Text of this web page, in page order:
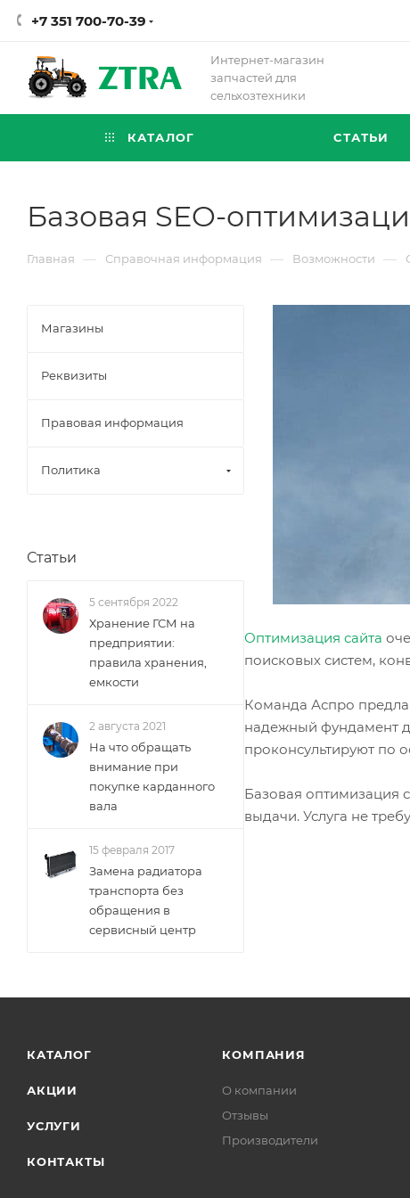
+7 351 700-70-39
Интернет-магазин
запчастей для
сельхозтехники
КАТАЛОГ СТАТЬИ
Базовая SEO-
Главная — Справочная информация — Возможности —
Оптимизация сайта
поисковых систем,
Команда Аспро
надежный фундамент
проконсультируют по
Базовая оптимизация
выдачи. Услуга не
Магазины
Реквизиты
Правовая информация
Политика
Статьи
5 сентября 2022
Хранение ГСМ на
предприятии:
правила хранения,
емкости
2 августа 2021
На что обращать
внимание при
покупке карданного
вала
15 февраля 2017
Замена радиатора
транспорта без
обращения в
сервисный центр
КАТАЛОГ
АКЦИИ
УСЛУГИ
КОНТАКТЫ
КОМПАНИЯ
О компании
Отзывы
Производители